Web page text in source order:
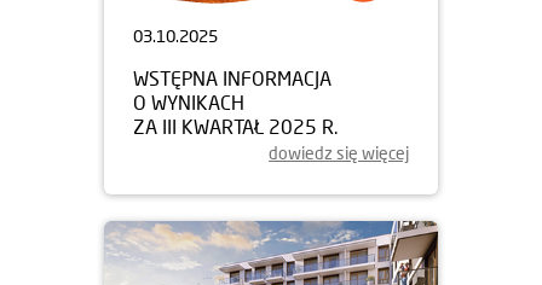
03.10.2025
WSTĘPNA INFORMACJA
O WYNIKACH
ZA III KWARTAŁ 2025 R.
dowiedz się więcej